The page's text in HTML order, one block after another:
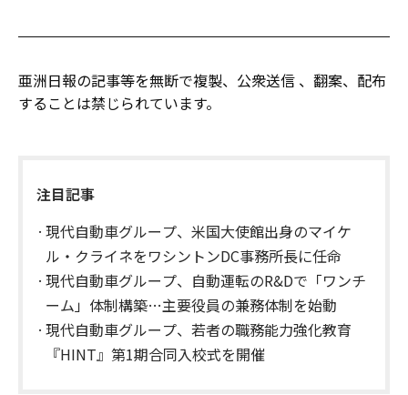
亜洲日報の記事等を無断で複製、公衆送信 、翻案、配布
することは禁じられています。
注目記事
現代自動車グループ、米国大使館出身のマイケ
ル・クライネをワシントンDC事務所長に任命
現代自動車グループ、自動運転のR&Dで「ワンチ
ーム」体制構築…主要役員の兼務体制を始動
現代自動車グループ、若者の職務能力強化教育
『HINT』第1期合同入校式を開催